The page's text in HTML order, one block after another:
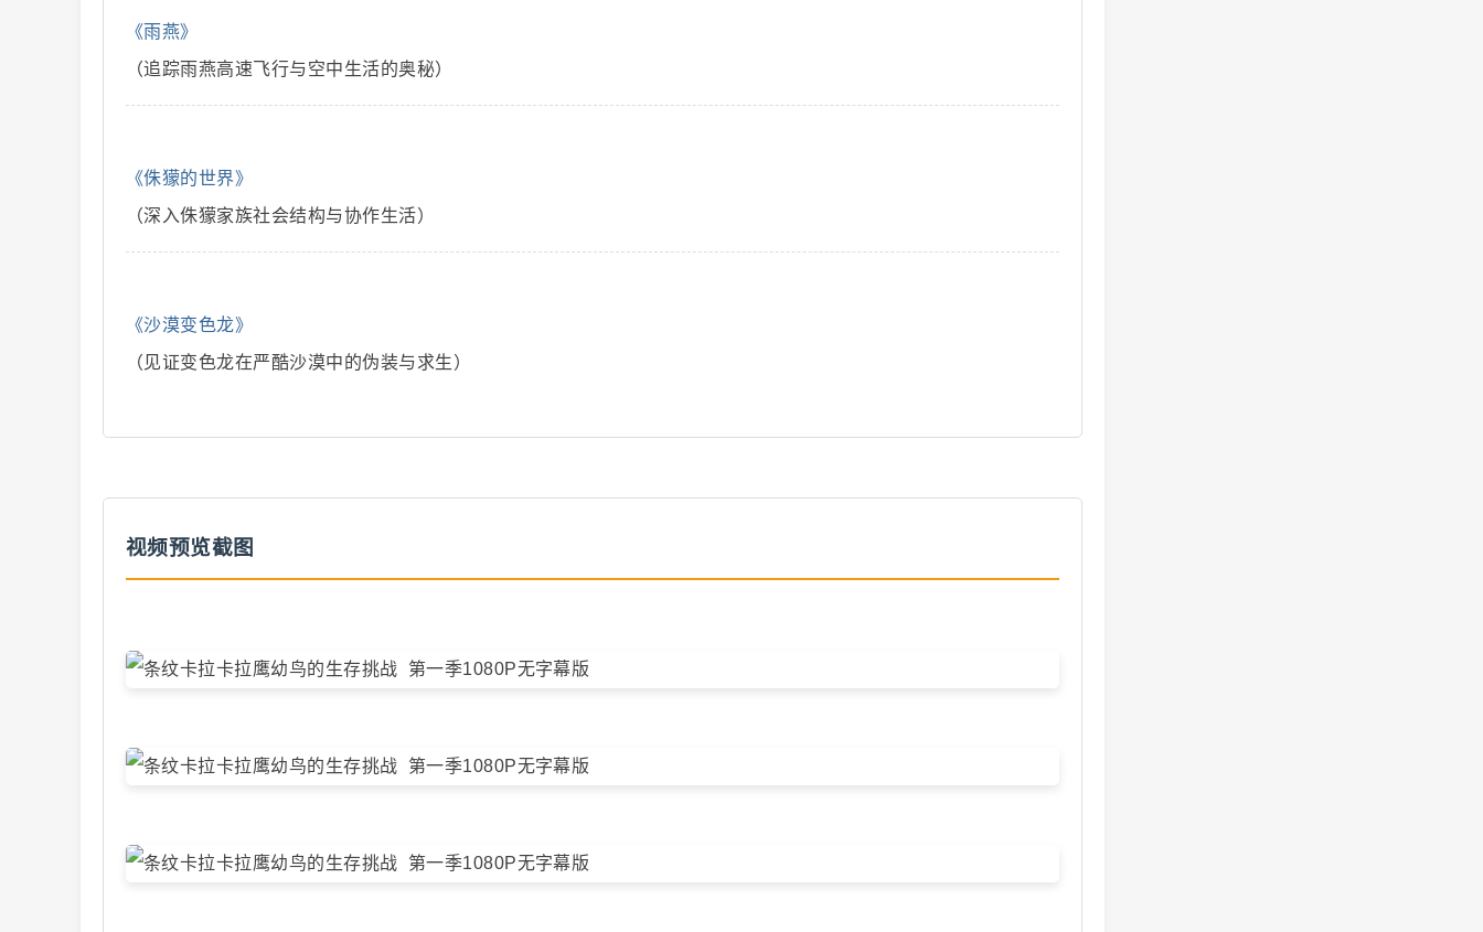
《雨燕》
（追踪雨燕高速飞行与空中生活的奥秘）
《侏獴的世界》
（深入侏獴家族社会结构与协作生活）
《沙漠变色龙》
（见证变色龙在严酷沙漠中的伪装与求生）
视频预览截图